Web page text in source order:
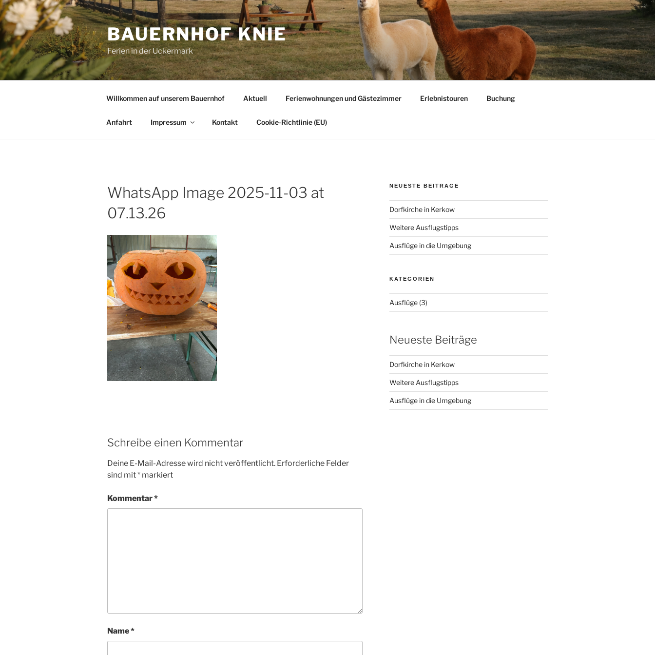
Zum
Inhalt
springen
BAUERNHOF KNIE
Ferien in der Uckermark
Willkommen auf unserem Bauernhof Aktuell Ferienwohnungen und Gästezimmer Erlebnistouren Buchung
Anfahrt Impressum Kontakt Cookie-Richtlinie (EU)
WhatsApp Image 2025-11-03 at
07.13.26
Schreibe einen Kommentar
Deine E-Mail-Adresse wird nicht veröffentlicht. Erforderliche Felder
sind mit* markiert
Kommentar*
Name*
NEUESTE BEITRÄGE
Dorfkirche in Kerkow
Weitere Ausflugstipps
Ausflüge in die Umgebung
KATEGORIEN
Ausflüge(3)
Neueste Beiträge
Dorfkirche in Kerkow
Weitere Ausflugstipps
Ausflüge in die Umgebung